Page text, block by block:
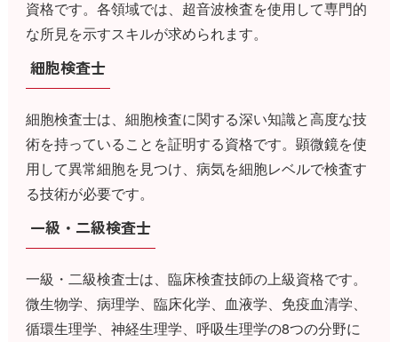
資格です。各領域では、超音波検査を使用して専門的
な所見を示すスキルが求められます。
細胞検査士
細胞検査士は、細胞検査に関する深い知識と高度な技
術を持っていることを証明する資格です。顕微鏡を使
用して異常細胞を見つけ、病気を細胞レベルで検査す
る技術が必要です。
一級・二級検査士
一級・二級検査士は、臨床検査技師の上級資格です。
微生物学、病理学、臨床化学、血液学、免疫血清学、
循環生理学、神経生理学、呼吸生理学の8つの分野に